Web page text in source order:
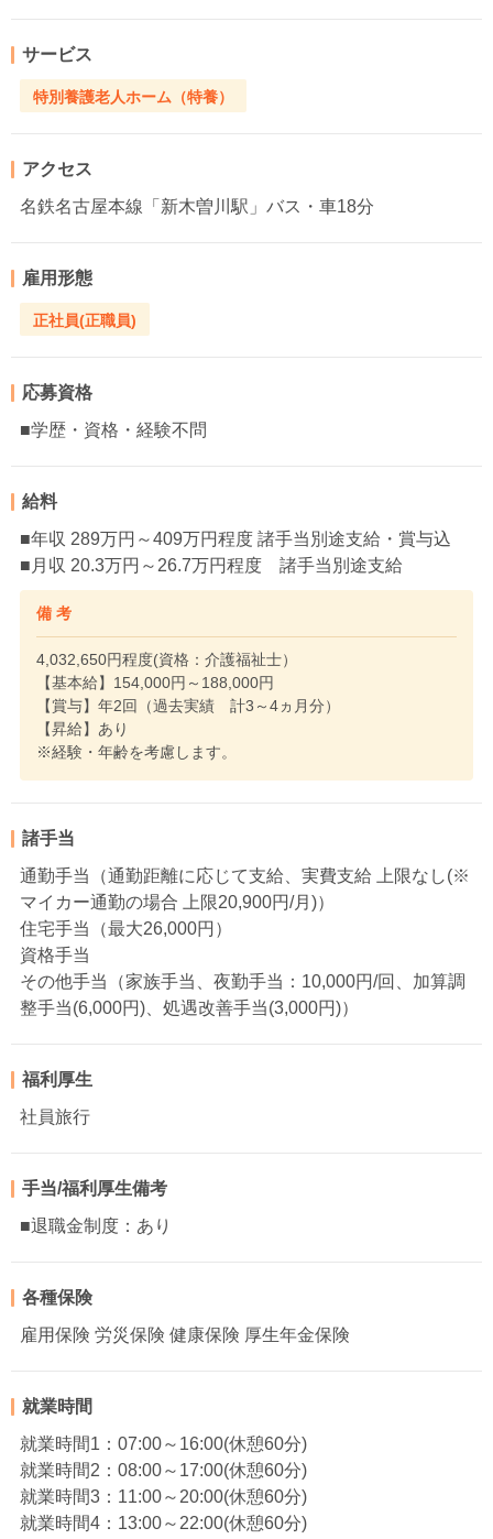
サービス
特別養護老人ホーム（特養）
アクセス
名鉄名古屋本線「新木曽川駅」バス・車18分
雇用形態
正社員(正職員)
応募資格
■学歴・資格・経験不問
給料
■年収 289万円～409万円程度 諸手当別途支給・賞与込
■月収 20.3万円～26.7万円程度 諸手当別途支給
備 考
4,032,650円程度(資格：介護福祉士）
【基本給】154,000円～188,000円
【賞与】年2回（過去実績 計3～4ヵ月分）
【昇給】あり
※経験・年齢を考慮します。
諸手当
通勤手当（通勤距離に応じて支給、実費支給 上限なし(※
マイカー通勤の場合 上限20,900円/月)）
住宅手当（最大26,000円）
資格手当
その他手当（家族手当、夜勤手当：10,000円/回、加算調
整手当(6,000円)、処遇改善手当(3,000円)）
福利厚生
社員旅行
手当/福利厚生備考
■退職金制度：あり
各種保険
雇用保険 労災保険 健康保険 厚生年金保険
就業時間
就業時間1：07:00～16:00(休憩60分)
就業時間2：08:00～17:00(休憩60分)
就業時間3：11:00～20:00(休憩60分)
就業時間4：13:00～22:00(休憩60分)